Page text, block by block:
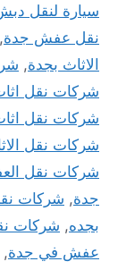
سيارة لنقل
نقل عفش جدة,
الاثاث بجدة,
شركات نقل
شركات نقل
شركات نقل
شركات نقل
جدة, شركات
بجده, شركات
عفش في جدة,